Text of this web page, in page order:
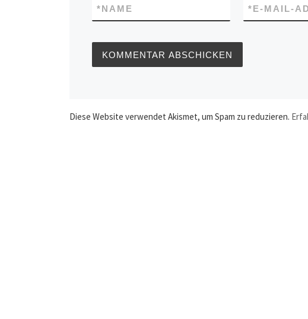
NAME
* E-MAIL-
*
Diese Website verwendet Akismet, um Spam zu reduzieren.